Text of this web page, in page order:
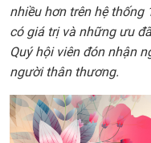
nhiều hơn trên hệ thống
có giá trị và những ưu
Quý hội viên đón nhận
người thân thương.